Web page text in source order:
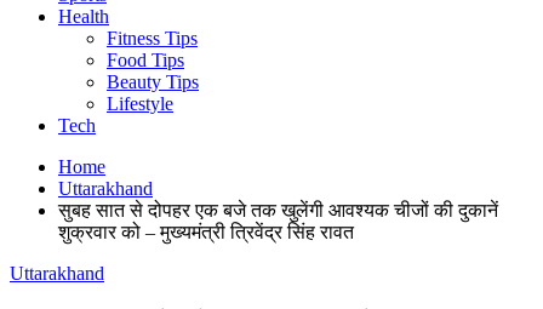
Health
Fitness Tips
Food Tips
Beauty Tips
Lifestyle
Tech
Home
Uttarakhand
सुबह सात से दोपहर एक बजे तक खुलेंगी आवश्यक चीजों की दुकानें
शुक्रवार को – मुख्यमंत्री त्रिवेंद्र सिंह रावत
Uttarakhand